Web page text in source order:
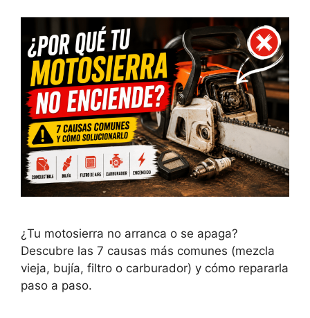
¿Tu motosierra no arranca o se apaga?
Descubre las 7 causas más comunes (mezcla
vieja, bujía, filtro o carburador) y cómo repararla
paso a paso.